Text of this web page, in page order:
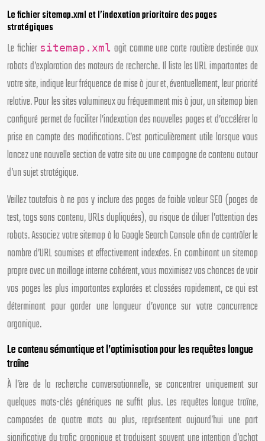
Le fichier sitemap.xml et l’indexation prioritaire des pages
stratégiques
Le fichier sitemap.xml agit comme une carte routière destinée aux
robots d’exploration des moteurs de recherche. Il liste les URL importantes de
votre site, indique leur fréquence de mise à jour et, éventuellement, leur priorité
relative. Pour les sites volumineux ou fréquemment mis à jour, un sitemap bien
configuré permet de faciliter l’indexation des nouvelles pages et d’accélérer la
prise en compte des modifications. C’est particulièrement utile lorsque vous
lancez une nouvelle section de votre site ou une campagne de contenu autour
d’un sujet stratégique.
Veillez toutefois à ne pas y inclure des pages de faible valeur SEO (pages de
test, tags sans contenu, URLs dupliquées), au risque de diluer l’attention des
robots. Associez votre sitemap à la Google Search Console afin de contrôler le
nombre d’URL soumises et effectivement indexées. En combinant un sitemap
propre avec un maillage interne cohérent, vous maximisez vos chances de voir
vos pages les plus importantes explorées et classées rapidement, ce qui est
déterminant pour garder une longueur d’avance sur votre concurrence
organique.
Le contenu sémantique et l’optimisation pour les requêtes longue
traîne
À l’ère de la recherche conversationnelle, se concentrer uniquement sur
quelques mots-clés génériques ne suffit plus. Les requêtes longue traîne,
composées de quatre mots ou plus, représentent aujourd’hui une part